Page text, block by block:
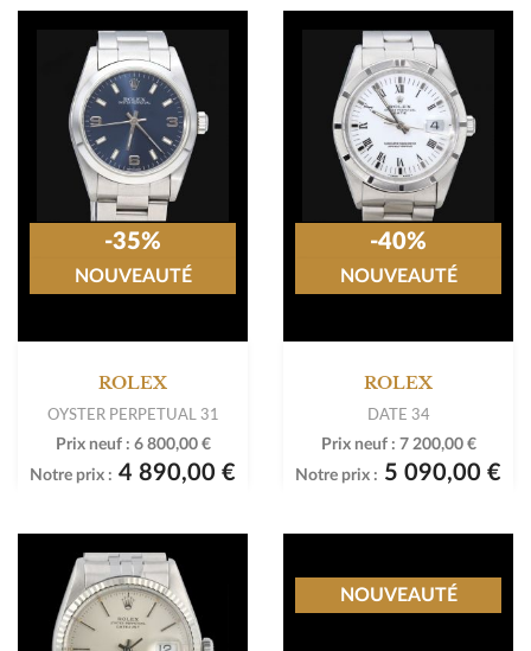
ROLEX
OYSTER PERPETUAL 31
Prix neuf : 6 800,00 €
Notre prix : 4 890,00 €
-35%
NOUVEAUTÉ
ROLEX
DATE 34
Prix neuf : 7 200,00 €
Notre prix : 5 090,00 €
-40%
NOUVEAUTÉ
NOUVEAUTÉ